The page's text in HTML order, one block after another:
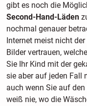
gibt es noch die
Second-Hand-Läden
nochmal genauer
Internet meist nicht
Bilder vertrauen,
Sie Ihr Kind mit der
sie aber auf jeden Fall
auch wenn Sie auf
weiß nie, wo die